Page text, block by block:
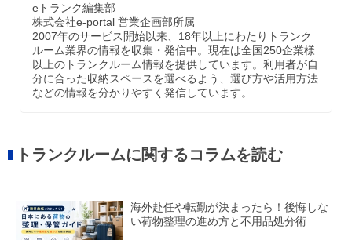
eトランク編集部
株式会社e-portal 営業企画部所属
2007年のサービス開始以来、18年以上にわたりトランク
ルーム業界の情報を収集・発信中。現在は全国250企業様
以上のトランクルーム情報を提供しています。利用者が自
分に合った収納スペースを選べるよう、選び方や活用方法
などの情報を分かりやすく発信しています。
トランクルームに関するコラムを読む
海外赴任や転勤が決まったら！後悔しな
い荷物整理の進め方と不用品処分術